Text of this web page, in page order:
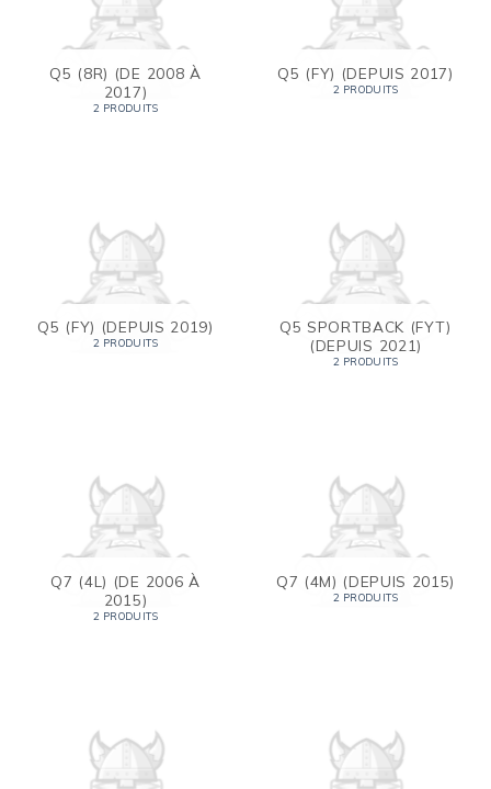
Q5 (8R) (DE 2008 À
2017)
2 PRODUITS
Q5 (FY) (DEPUIS 2017)
2 PRODUITS
Q5 (FY) (DEPUIS 2019)
2 PRODUITS
Q5 SPORTBACK (FYT)
(DEPUIS 2021)
2 PRODUITS
Q7 (4L) (DE 2006 À
2015)
2 PRODUITS
Q7 (4M) (DEPUIS 2015)
2 PRODUITS